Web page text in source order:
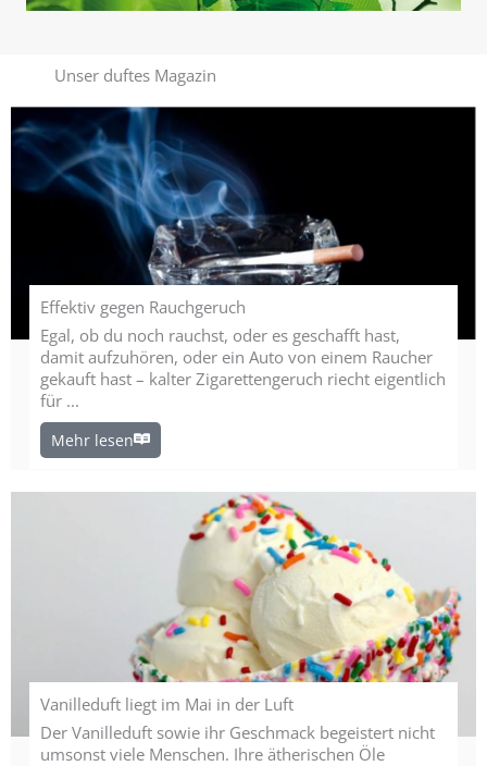
Unser duftes Magazin
Effektiv gegen Rauchgeruch
Egal, ob du noch rauchst, oder es geschafft hast,
damit aufzuhören, oder ein Auto von einem Raucher
gekauft hast – kalter Zigarettengeruch riecht eigentlich
für ...
Mehr lesen
Vanilleduft liegt im Mai in der Luft
Der Vanilleduft sowie ihr Geschmack begeistert nicht
umsonst viele Menschen. Ihre ätherischen Öle